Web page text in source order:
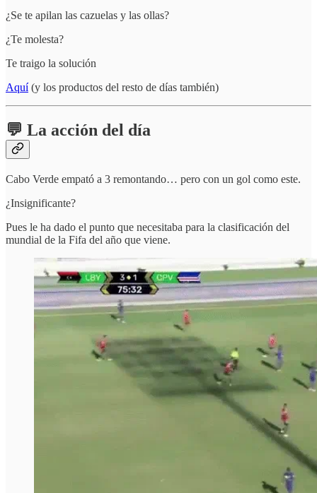
¿Se te apilan las cazuelas y las ollas?
¿Te molesta?
Te traigo la solución
Aquí(y los productos del resto de días también)
💬 La acción del día
Cabo Verde empató a 3 remontando… pero con un gol como este.
¿Insignificante?
Pues le ha dado el punto que necesitaba para la clasificación del
mundial de la Fifa del año que viene.